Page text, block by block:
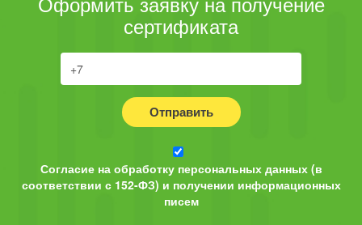
сертификата
Отправить
Согласие на обработку персональных данных (в
соответствии с 152-ФЗ) и получении информационных
писем